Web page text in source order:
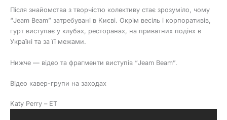
Після знайомства з творчістю колективу стає зрозуміло, чому
“Jeam Beam” затребувані в Києві. Окрім весіль і корпоративів,
гурт виступає у клубах, ресторанах, на приватних подіях в
Україні та за її межами.
Нижче — відео та фрагменти виступів “Jeam Beam”.
Відео кавер-групи на заходах
Katy Perry – ET